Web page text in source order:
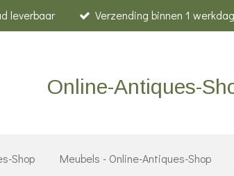
leverbaar Verzending binnen 1 werkdag
Online-Antiques-
Shop Meubels - Online-Antiques-Shop